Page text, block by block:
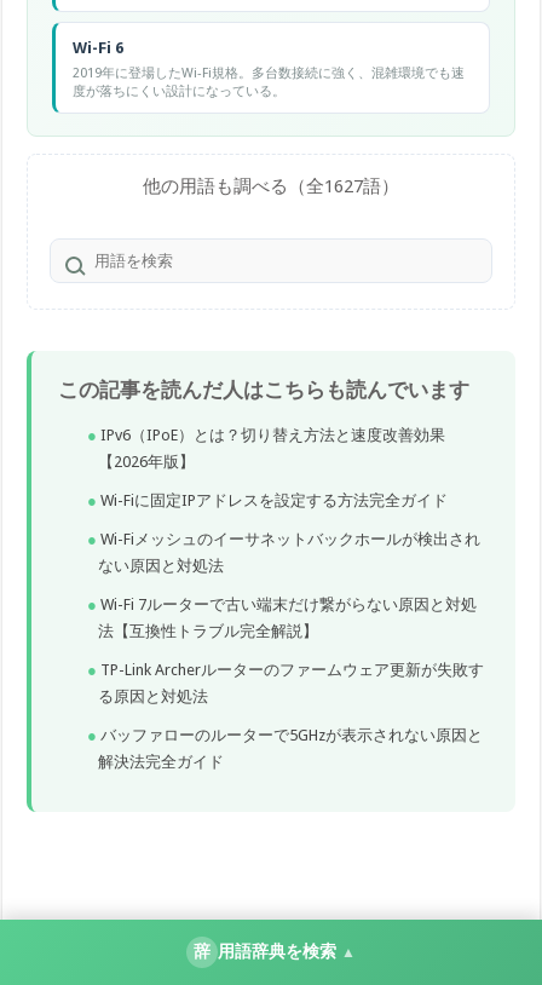
Wi-Fi 6
2019年に登場したWi-Fi規格。多台数接続に強く、混雑環境でも速
度が落ちにくい設計になっている。
他の用語も調べる（全1627語）
この記事を読んだ人はこちらも読んでいます
IPv6（IPoE）とは？切り替え方法と速度改善効果
【2026年版】
Wi-Fiに固定IPアドレスを設定する方法完全ガイド
Wi-Fiメッシュのイーサネットバックホールが検出され
ない原因と対処法
Wi-Fi 7ルーターで古い端末だけ繋がらない原因と対処
法【互換性トラブル完全解説】
TP-Link Archerルーターのファームウェア更新が失敗す
る原因と対処法
バッファローのルーターで5GHzが表示されない原因と
解決法完全ガイド
辞 用語辞典を検索 ▲